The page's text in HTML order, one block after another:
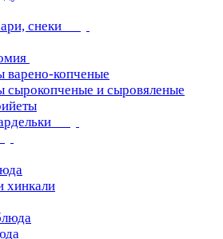
снеки
варено-копченые
сырокопченые и сыровяленые
хинкали